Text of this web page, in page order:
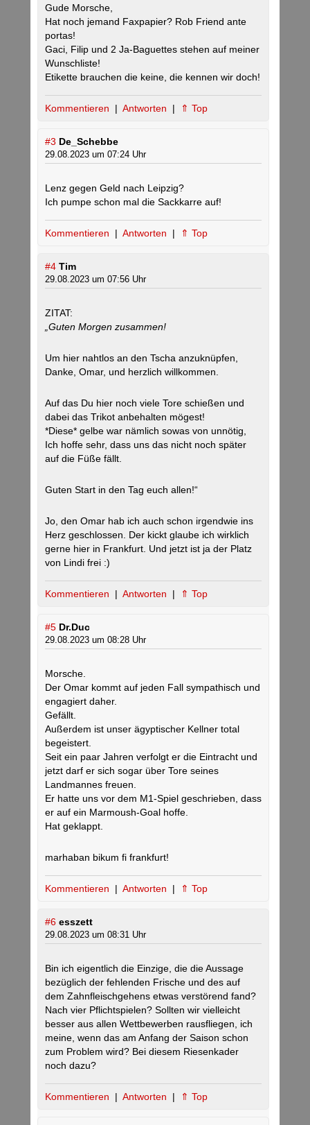
Gude Morsche,
Hat noch jemand Faxpapier? Rob Friend ante
portas!
Gaci, Filip und 2 Ja-Baguettes stehen auf meiner
Wunschliste!
Etikette brauchen die keine, die kennen wir doch!
Kommentieren | Antworten | ⇑ Top
#3 De_Schebbe
29.08.2023 um 07:24 Uhr
Lenz gegen Geld nach Leipzig?
Ich pumpe schon mal die Sackkarre auf!
Kommentieren | Antworten | ⇑ Top
#4 Tim
29.08.2023 um 07:56 Uhr
ZITAT:
„Guten Morgen zusammen!
Um hier nahtlos an den Tscha anzuknüpfen,
Danke, Omar, und herzlich willkommen.
Auf das Du hier noch viele Tore schießen und
dabei das Trikot anbehalten mögest!
*Diese* gelbe war nämlich sowas von unnötig,
Ich hoffe sehr, dass uns das nicht noch später
auf die Füße fällt.
Guten Start in den Tag euch allen!“
Jo, den Omar hab ich auch schon irgendwie ins
Herz geschlossen. Der kickt glaube ich wirklich
gerne hier in Frankfurt. Und jetzt ist ja der Platz
von Lindi frei :)
Kommentieren | Antworten | ⇑ Top
#5 Dr.Duc
29.08.2023 um 08:28 Uhr
Morsche.
Der Omar kommt auf jeden Fall sympathisch und
engagiert daher.
Gefällt.
Außerdem ist unser ägyptischer Kellner total
begeistert.
Seit ein paar Jahren verfolgt er die Eintracht und
jetzt darf er sich sogar über Tore seines
Landmannes freuen.
Er hatte uns vor dem M1-Spiel geschrieben, dass
er auf ein Marmoush-Goal hoffe.
Hat geklappt.
marhaban bikum fi frankfurt!
Kommentieren | Antworten | ⇑ Top
#6 esszett
29.08.2023 um 08:31 Uhr
Bin ich eigentlich die Einzige, die die Aussage
bezüglich der fehlenden Frische und des auf
dem Zahnfleischgehens etwas verstörend fand?
Nach vier Pflichtspielen? Sollten wir vielleicht
besser aus allen Wettbewerben rausfliegen, ich
meine, wenn das am Anfang der Saison schon
zum Problem wird? Bei diesem Riesenkader
noch dazu?
Kommentieren | Antworten | ⇑ Top